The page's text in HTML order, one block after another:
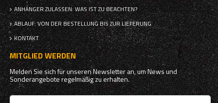
ANHÄNGER ZULASSEN: WAS IST ZU BEACHTEN?
ABLAUF: VON DER BESTELLUNG BIS ZUR LIEFERUNG
KONTAKT
MITGLIED WERDEN
Melden Sie sich für unseren Newsletter an, um News und
Sonderangebote regelmäßig zu erhalten.